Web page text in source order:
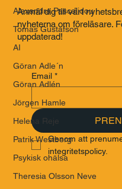
Alexandra Pascalidou
Tomas Gustafson
AI
Göran Adle´n
Göran Adlén
Jörgen Hamle
Helena Reje
Patrik Westberg
Psykisk ohälsa
Theresia Olsson Neve
Anmäl dig till vårt
nyheterna om föreläsare.
uppdaterad!
Email *
Genom att
integritetspolicy.